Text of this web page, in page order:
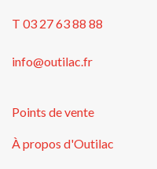
T 03 27 63 88 88
info@outilac.fr
Points de vente
À propos d'Outilac